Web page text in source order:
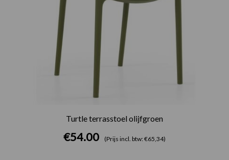
Turtle terrasstoel olijfgroen
€54.00 (Prijs incl. btw: €65,34)